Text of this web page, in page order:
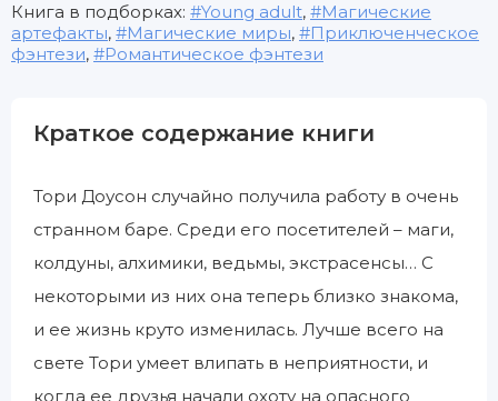
Книга в подборках: Young adult,
Магические
артефакты, Магические миры,
Приключенческое
фэнтези, Романтическое фэнтези
Краткое содержание книги
Тори Доусон случайно получила работу в очень
странном баре. Среди его посетителей – маги,
колдуны, алхимики, ведьмы, экстрасенсы… С
некоторыми из них она теперь близко знакома,
и ее жизнь круто изменилась. Лучше всего на
свете Тори умеет влипать в неприятности, и
когда ее друзья начали охоту на опасного